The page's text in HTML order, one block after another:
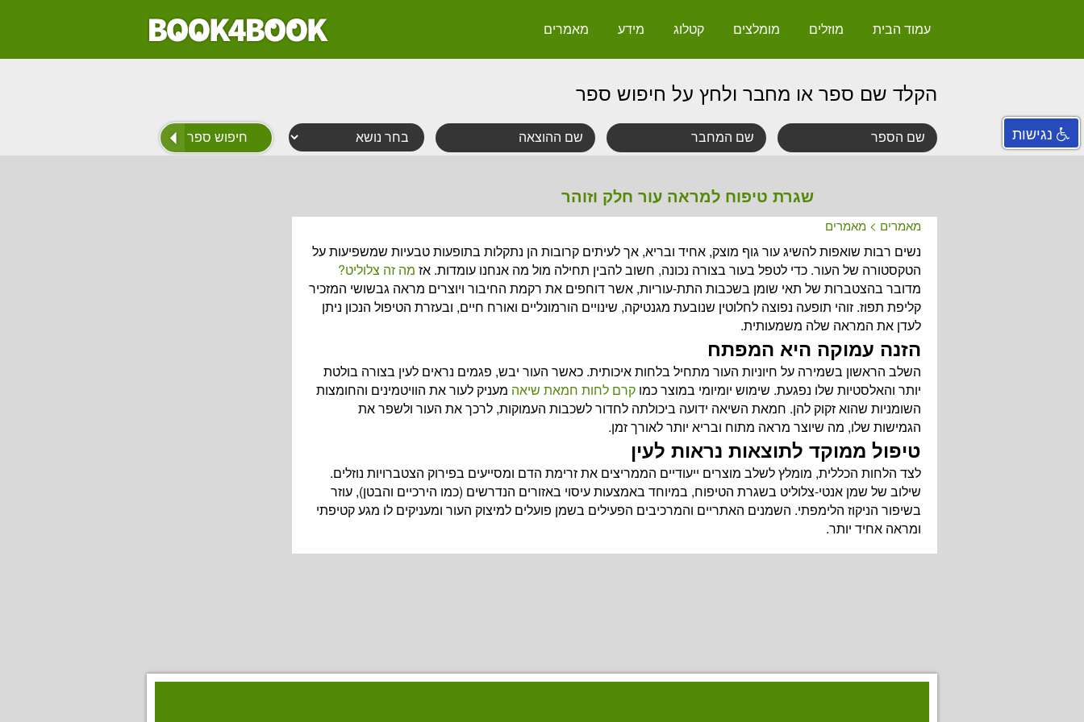
עמוד הבית מוזלים מומלצים קטלוג מידע מאמרים
הקלד שם ספר או מחבר ולחץ על חיפוש ספר
שגרת טיפוח למראה עור חלק וזוהר
מאמרים > מאמרים
נשים רבות שואפות להשיג עור גוף מוצק, אחיד ובריא, אך לעיתים קרובות הן נתקלות בתופעות טבעיות שמשפיעות על
הטקסטורה של העור. כדי לטפל בעור בצורה נכונה, חשוב להבין תחילה מול מה אנחנו עומדות. אז מה זה צלוליט?
מדובר בהצטברות של תאי שומן בשכבות התת-עוריות, אשר דוחפים את רקמת החיבור ויוצרים מראה גבשושי המזכיר
קליפת תפוז. זוהי תופעה נפוצה לחלוטין שנובעת מגנטיקה, שינויים הורמונליים ואורח חיים, ובעזרת הטיפול הנכון ניתן
לעדן את המראה שלה משמעותית.
הזנה עמוקה היא המפתח
השלב הראשון בשמירה על חיוניות העור מתחיל בלחות איכותית. כאשר העור יבש, פגמים נראים לעין בצורה בולטת
יותר והאלסטיות שלו נפגעת. שימוש יומיומי במוצר כמו קרם לחות חמאת שיאה מעניק לעור את הוויטמינים והחומצות
השומניות שהוא זקוק להן. חמאת השיאה ידועה ביכולתה לחדור לשכבות העמוקות, לרכך את העור ולשפר את
הגמישות שלו, מה שיוצר מראה מתוח ובריא יותר לאורך זמן.
טיפול ממוקד לתוצאות נראות לעין
לצד הלחות הכללית, מומלץ לשלב מוצרים ייעודיים הממריצים את זרימת הדם ומסייעים בפירוק הצטברויות נוזלים.
שילוב של שמן אנטי-צלוליט בשגרת הטיפוח, במיוחד באמצעות עיסוי באזורים הנדרשים (כמו הירכיים והבטן), עוזר
בשיפור הניקוז הלימפתי. השמנים האתריים והמרכיבים הפעילים בשמן פועלים למיצוק העור ומעניקים לו מגע קטיפתי
ומראה אחיד יותר.
נגישות